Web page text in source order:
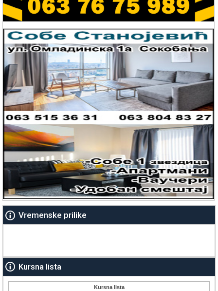
Vremenske prilike
Kursna lista